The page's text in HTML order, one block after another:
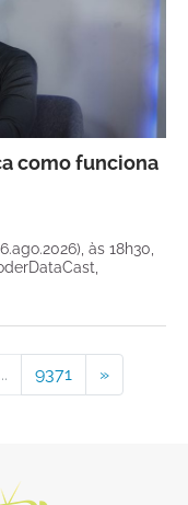
como funciona
às 18h30,
... 9371 »